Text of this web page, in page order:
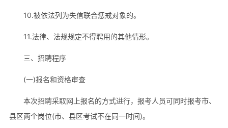
10.被依法列为失信联合惩戒对象的。
11.法律、法规规定不得聘用的其他情形。
三、招聘程序
(一)报名和资格审查
本次招聘采取网上报名的方式进行，报考人员可同时报考市、
县区两个岗位(市、县区考试不在同一时间)。